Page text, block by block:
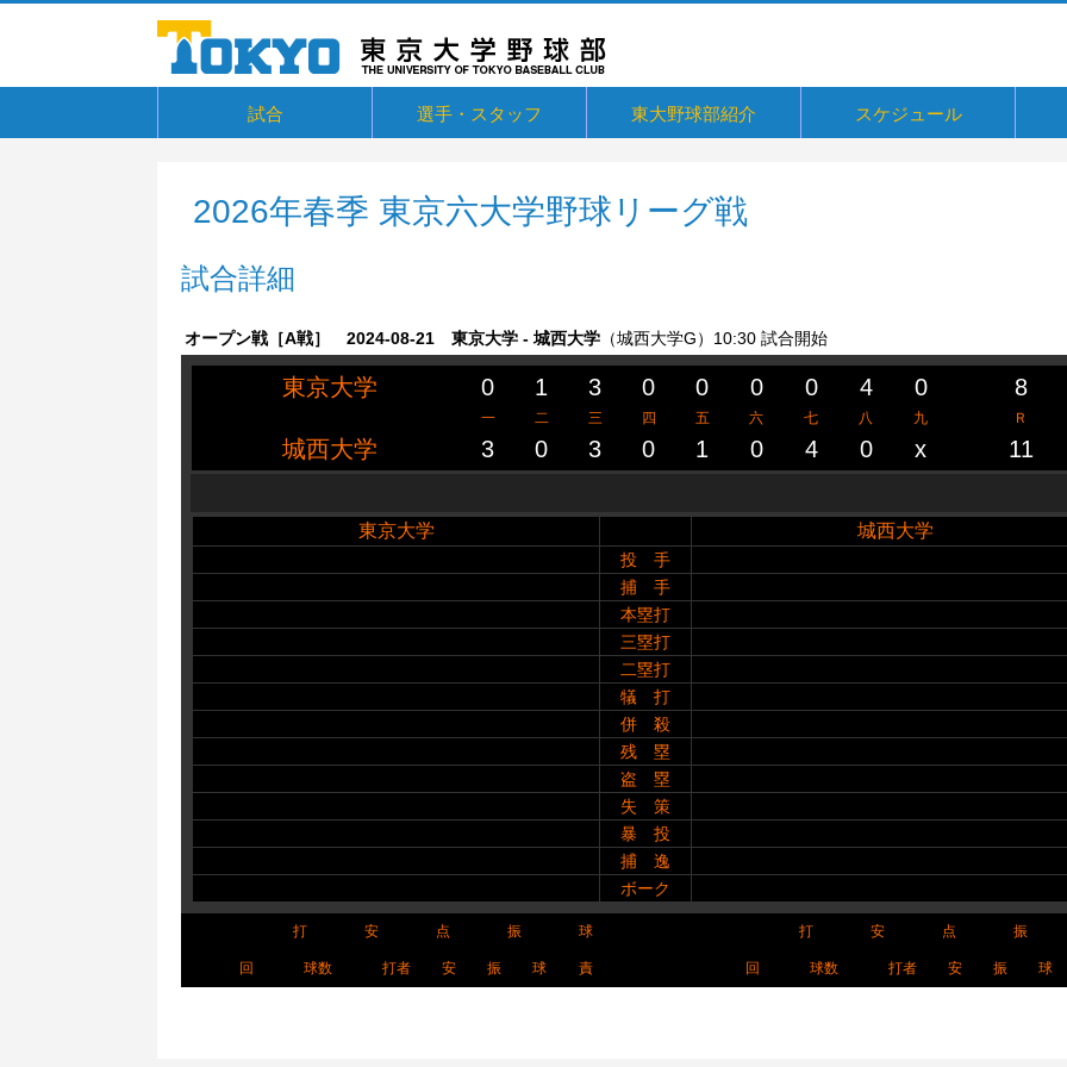
試合 選手・スタッフ 東大野球部紹介 スケジュール
2026年春季 東京六大学野球リーグ戦
試合詳細
オープン戦［A戦］ 2024-08-21 東京大学 - 城西大学 （城西大学G） 10:30 試合開始
東京大学 0 1 3 0 0 0 0 4 0 8
一 二 三 四 五 六 七 八 九 Ｒ
城西大学 3 0 3 0 1 0 4 0 x 11
東京大学 城西大学
投 手
捕 手
本塁打
三塁打
二塁打
犠 打
併 殺
残 塁
盗 塁
失 策
暴 投
捕 逸
ボーク
打 安 点 振 球 打 安 点 振
回 球数 打者 安 振 球 責 回 球数 打者 安 振 球